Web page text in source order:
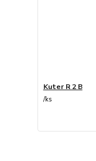
Kuter R 2 B
/ks